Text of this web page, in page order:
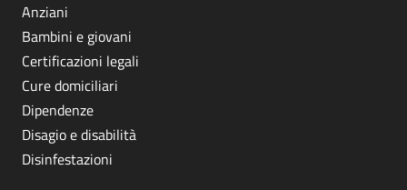
Anziani
Bambini e giovani
Certificazioni legali
Cure domiciliari
Dipendenze
Disagio e disabilità
Disinfestazioni